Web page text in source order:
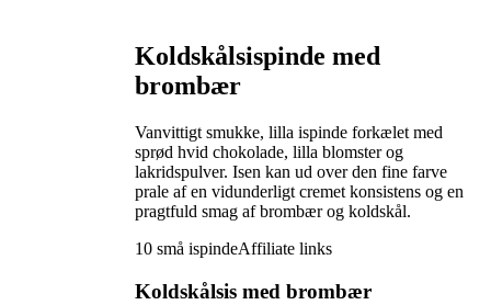
Koldskålsispinde med
brombær
Vanvittigt smukke, lilla ispinde forkælet med
sprød hvid chokolade, lilla blomster og
lakridspulver. Isen kan ud over den fine farve
prale af en vidunderligt cremet konsistens og en
pragtfuld smag af brombær og koldskål.
10 små ispindeAffiliate links
Koldskålsis med brombær